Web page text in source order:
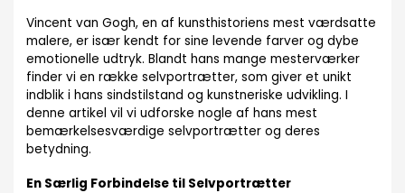
Vincent van Gogh, en af kunsthistoriens mest værdsatte
malere, er især kendt for sine levende farver og dybe
emotionelle udtryk. Blandt hans mange mesterværker
finder vi en række selvportrætter, som giver et unikt
indblik i hans sindstilstand og kunstneriske udvikling. I
denne artikel vil vi udforske nogle af hans mest
bemærkelsesværdige selvportrætter og deres
betydning.
En Særlig Forbindelse til Selvportrætter